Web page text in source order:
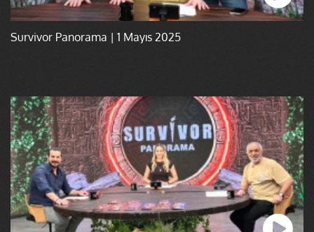
Survivor Panorama | 1 Mayıs 2025